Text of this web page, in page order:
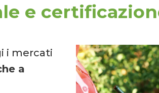
e
i mercati
a